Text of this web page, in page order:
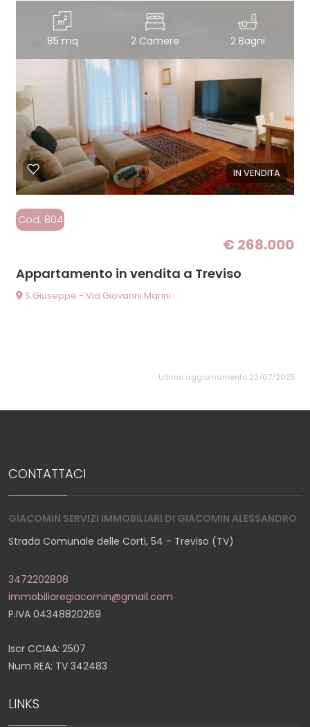
85 mq 2 Camere 2 Bagni
IN VENDITA
Cod. 804
€ 268.000
Appartamento in vendita a Treviso
S.Giuseppe - Via Giovanni Marini
Ultimo aggiornamento 22/07/2025
CONTATTACI
GIACOMIN SERVIZI IMMOBILIARI DI GIACOMIN ALESSANDRO
Strada Comunale delle Corti, 54 - Treviso (TV)
3472202808
immobiliaregiacomin@gmail.com
P.IVA 04348820269
Iscr CCIAA: 2507
Num REA: TV 342483
LINKS